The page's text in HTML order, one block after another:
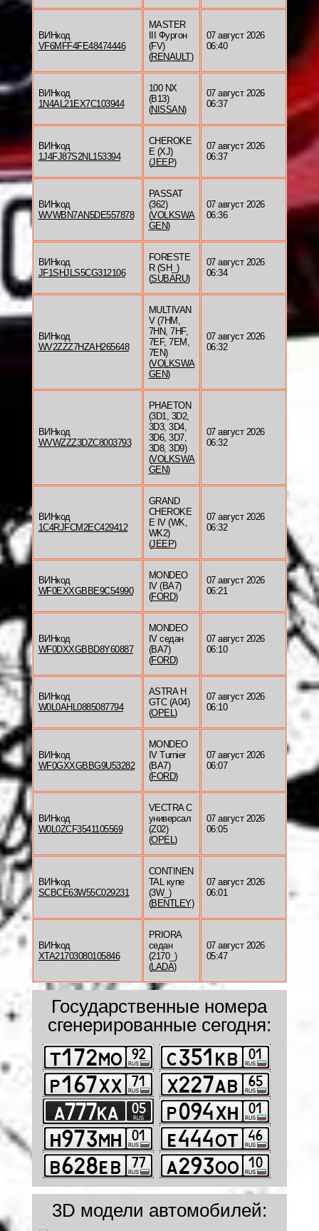
ВИНкод
VF6MFF4FE48474446
MASTER
III Фургон
(FV)
(RENAULT)
07 август 2026
06:40
ВИНкод
1N4AL21EX7C103944
100 NX
(B13)
(NISSAN)
07 август 2026
06:37
ВИНкод
1J4FJ87S2NL153394
CHEROKE
E (XJ)
(JEEP)
07 август 2026
06:37
ВИНкод
WVWBN7AN5DE557878
PASSAT
(362)
(VOLKSWA
GEN)
07 август 2026
06:36
ВИНкод
JF1SHJLS5CG312106
FORESTE
R (SH_)
(SUBARU)
07 август 2026
06:34
ВИНкод
WV2ZZZ7HZAH265648
MULTIVAN
V (7HM,
7HN, 7HF,
7EF, 7EM,
7EN)
(VOLKSWA
GEN)
07 август 2026
06:32
ВИНкод
WVWZZZ3DZC8003793
PHAETON
(3D1, 3D2,
3D3, 3D4,
3D6, 3D7,
3D8, 3D9)
(VOLKSWA
GEN)
07 август 2026
06:32
ВИНкод
1C4RJFCM2EC429412
GRAND
CHEROKE
E IV (WK,
WK2)
(JEEP)
07 август 2026
06:32
ВИНкод
WF0EXXGBBE9C54990
MONDEO
IV (BA7)
(FORD)
07 август 2026
06:21
ВИНкод
WF0DXXGBBD8Y60887
MONDEO
IV седан
(BA7)
(FORD)
07 август 2026
06:10
ВИНкод
W0L0AHL0885087794
ASTRA H
GTC (A04)
(OPEL)
07 август 2026
06:10
ВИНкод
WF0GXXGBBG9U53282
MONDEO
IV Turnier
(BA7)
(FORD)
07 август 2026
06:07
ВИНкод
W0L0ZCF3541105569
VECTRA C
универсал
(Z02)
(OPEL)
07 август 2026
06:05
ВИНкод
SCBCE63W55C029231
CONTINEN
TAL купе
(3W_)
(BENTLEY)
07 август 2026
06:01
ВИНкод
XTA21703080105846
PRIORA
седан
(2170_)
(LADA)
07 август 2026
05:47
Государственные номера
сгенерированные сегодня:
3D модели автомобилей: